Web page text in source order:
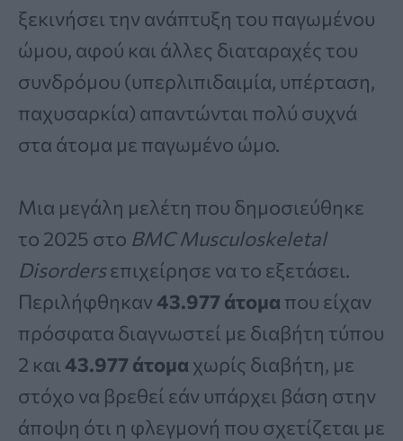
ξεκινήσει την ανάπτυξη του παγωμένου
ώμου, αφού και άλλες διαταραχές του
συνδρόμου (υπερλιπιδαιμία, υπέρταση,
παχυσαρκία) απαντώνται πολύ συχνά
στα άτομα με παγωμένο ώμο.
Μια μεγάλη μελέτη που δημοσιεύθηκε
το 2025 στο BMC Musculoskeletal
Disordersεπιχείρησε να το εξετάσει.
Περιλήφθηκαν 43.977 άτομα που είχαν
πρόσφατα διαγνωστεί με διαβήτη τύπου
2 και 43.977 άτομα χωρίς διαβήτη, με
στόχο να βρεθεί εάν υπάρχει βάση στην
άποψη ότι η φλεγμονή που σχετίζεται με